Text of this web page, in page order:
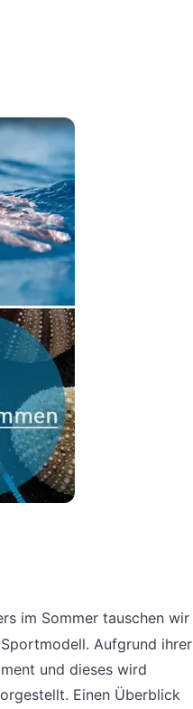
im Sommer tauschen wir
Aufgrund ihrer
und dieses wird
Einen Überblick